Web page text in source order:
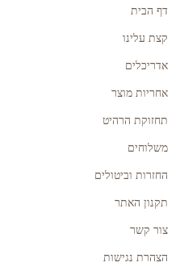
דף הבית
קצת עלינו
אדריכלים
אחריות מוצר
תחזוקת הרהיט
משלוחים
החזרות וביטולים
תקנון האתר
צור קשר
הצהרת נגישות